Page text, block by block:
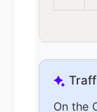
On the